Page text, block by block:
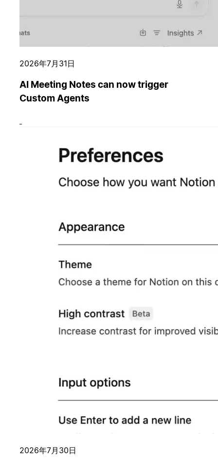
2026年7月31日
AI Meeting Notes can now trigger
Custom Agents
2026年7月30日